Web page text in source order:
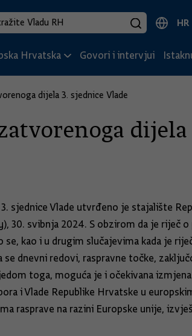
HR
Hrvatska Govori i intervjui
dijela 3. sjednice Vlade
sjednice Vlade utvrđeno je stajalište
30. svibnja 2024. S obzirom da je riječ
se, kao i u drugim slučajevima kada je
se dnevni redovi, raspravne točke,
toga, moguća je i očekivana
i Vlade Republike Hrvatske u
rasprave na razini Europske unije,